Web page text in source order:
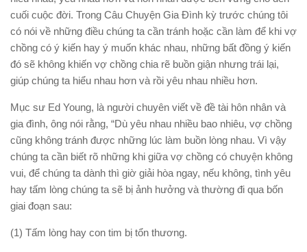
cuối cuộc đời. Trong Câu Chuyện Gia Đình kỳ trước chúng tôi
có nói về những điều chúng ta cần tránh hoặc cần làm để khi vợ
chồng có ý kiến hay ý muốn khác nhau, những bất đồng ý kiến
đó sẽ không khiến vợ chồng chia rẽ buồn giận nhưng trái lại,
giúp chúng ta hiểu nhau hơn và rồi yêu nhau nhiều hơn.
Mục sư Ed Young, là người chuyên viết về đề tài hôn nhân và
gia đình, ông nói rằng, “Dù yêu nhau nhiều bao nhiêu, vợ chồng
cũng không tránh được những lúc làm buồn lòng nhau. Vì vậy
chúng ta cần biết rõ những khi giữa vợ chồng có chuyện không
vui, để chúng ta dành thì giờ giải hòa ngay, nếu không, tình yêu
hay tấm lòng chúng ta sẽ bị ảnh hưởng và thường đi qua bốn
giai đoạn sau:
(1) Tấm lòng hay con tim bị tổn thương.